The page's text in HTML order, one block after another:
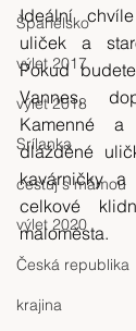
Španělsko
výlet 2017
výlet 2018
Srílanka
cestuj s mámou
výlet 2020
Česká republika
krajina
Ideální
uliček a
Pokud
Vannes,
Kamenné
dlážděné
kavárničky
celkové
maloměsta.